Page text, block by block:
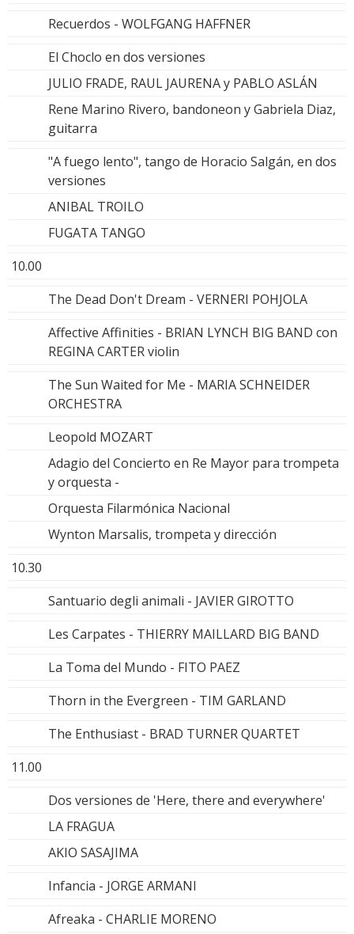
Recuerdos - WOLFGANG HAFFNER
El Choclo en dos versiones
JULIO FRADE, RAUL JAURENA y PABLO ASLÁN
Rene Marino Rivero, bandoneon y Gabriela Diaz,
guitarra
"A fuego lento", tango de Horacio Salgán, en dos
versiones
ANIBAL TROILO
FUGATA TANGO
10.00
The Dead Don't Dream - VERNERI POHJOLA
Affective Affinities - BRIAN LYNCH BIG BAND con
REGINA CARTER violin
The Sun Waited for Me - MARIA SCHNEIDER
ORCHESTRA
Leopold MOZART
Adagio del Concierto en Re Mayor para trompeta
y orquesta -
Orquesta Filarmónica Nacional
Wynton Marsalis, trompeta y dirección
10.30
Santuario degli animali - JAVIER GIROTTO
Les Carpates - THIERRY MAILLARD BIG BAND
La Toma del Mundo - FITO PAEZ
Thorn in the Evergreen - TIM GARLAND
The Enthusiast - BRAD TURNER QUARTET
11.00
Dos versiones de 'Here, there and everywhere'
LA FRAGUA
AKIO SASAJIMA
Infancia - JORGE ARMANI
Afreaka - CHARLIE MORENO